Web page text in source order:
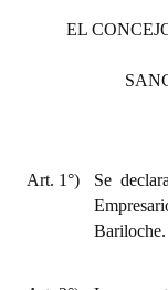
EL
Art. 1°)
Se
Bariloche.